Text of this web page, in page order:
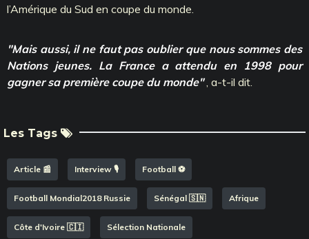
l’Amérique du Sud en coupe du monde.
"Mais aussi, il ne faut pas oublier que nous sommes des
Nations jeunes. La France a attendu en 1998 pour
gagner sa première coupe du monde", a-t-il dit.
Les Tags
Article 📰 Interview 🎙️ Football ⚽️
Football Mondial2018 Russie Sénégal 🇸🇳 Afrique
Côte d'Ivoire 🇨🇮 Sélection Nationale